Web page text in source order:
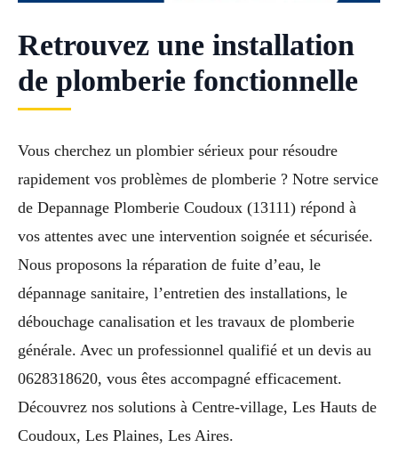
Retrouvez une installation
de plomberie fonctionnelle
Vous cherchez un plombier sérieux pour résoudre
rapidement vos problèmes de plomberie ? Notre service
de Depannage Plomberie Coudoux (13111) répond à
vos attentes avec une intervention soignée et sécurisée.
Nous proposons la réparation de fuite d’eau, le
dépannage sanitaire, l’entretien des installations, le
débouchage canalisation et les travaux de plomberie
générale. Avec un professionnel qualifié et un devis au
0628318620, vous êtes accompagné efficacement.
Découvrez nos solutions à Centre-village, Les Hauts de
Coudoux, Les Plaines, Les Aires.